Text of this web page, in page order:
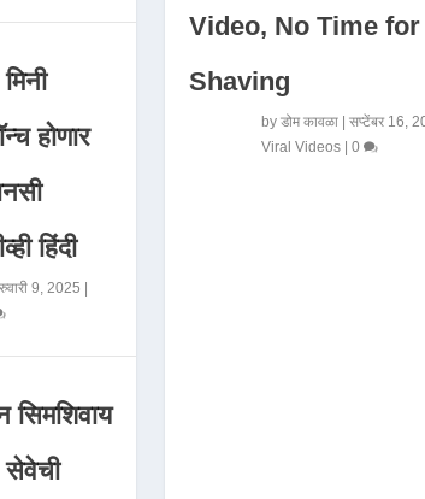
होणार
हिंदी
9, 2025
सिमशिवाय
Video, No Time for
Shaving
by डोम कावळा| सप्टेंबर 16,
Viral Videos| 0